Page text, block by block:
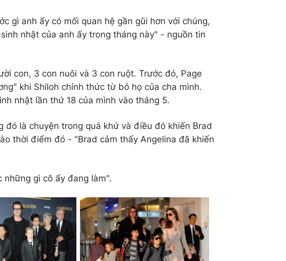
gì anh ấy có mối quan hệ gần gũi hơn với chúng,
nhật của anh ấy trong tháng này" - nguồn tin
con, 3 con nuôi và 3 con ruột. Trước đó, Page
khi Shiloh chính thức từ bỏ họ của cha mình.
nhật lần thứ 18 của mình vào tháng 5.
là chuyện trong quá khứ và điều đó khiến Brad
thời điểm đó - "Brad cảm thấy Angelina đã khiến
những gì cô ấy đang làm".